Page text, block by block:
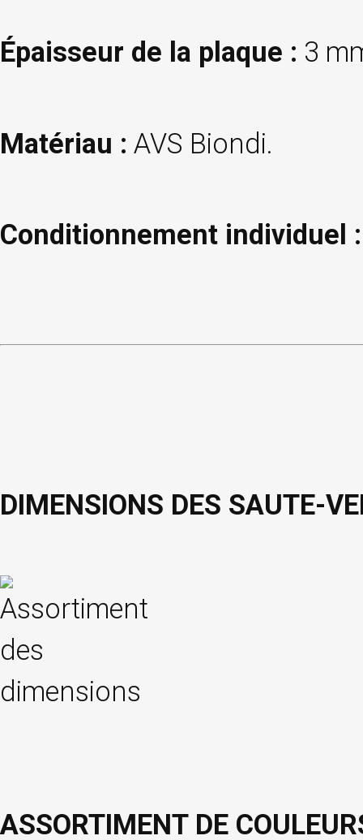
Épaisseur de la plaque : 3
Matériau : AVS Biondi.
Conditionnement individuel :
DIMENSIONS DES SAUTE-
ASSORTIMENT DE